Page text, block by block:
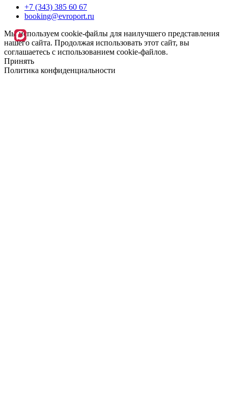
+7 (343) 385 60 67
booking@evroport.ru
Мы используем cookie-файлы для наилучшего представления
нашего сайта. Продолжая использовать этот сайт, вы
соглашаетесь с использованием cookie-файлов.
Принять
Политика конфиденциальности